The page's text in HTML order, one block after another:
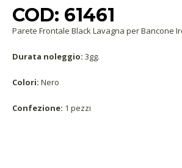
COD: 61461
Parete Frontale Black Lavagna per Bancone
Durata noleggio: 3gg.
Colori: Nero
Confezione: 1 pezzi